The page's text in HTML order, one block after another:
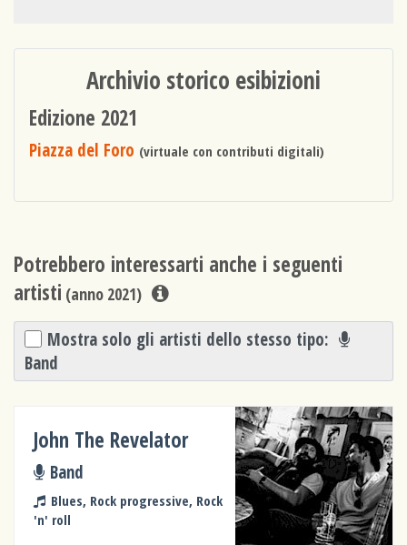
Archivio storico esibizioni
Edizione 2021
Piazza del Foro (virtuale con contributi digitali)
Potrebbero interessarti anche i seguenti
artisti (anno 2021)
Mostra solo gli artisti dello stesso tipo:
Band
John The Revelator
Band
Blues, Rock progressive, Rock
'n' roll